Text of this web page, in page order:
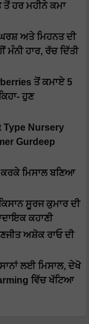
ਤੋਂ ਹਰ ਮਹੀਨੇ ਕਮਾ
ਅਤੇ ਮਿਹਨਤ ਦੀ
ਹਾਰ, ਰੱਚ ਦਿੱਤੀ
ਤੋਂ ਕਮਾਏ 5
ਹੁਣ
Type Nursery
Gurdeep
ਕਰਕੇ ਮਿਸਾਲ ਬਣਿਆ
ਸੂਰਜ ਕੁਮਾਰ ਦੀ
ਕਹਾਣੀ
ਅਸ਼ੋਕ ਰਾਓ ਦੀ
ਲਈ ਮਿਸਾਲ, ਦੇਖੋ
ਵਿੱਚ ਖੱਟਿਆ